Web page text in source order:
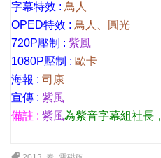
字幕特效 : 鳥人
OPED特效 : 鳥人、圓光
720P壓制 : 紫風
1080P壓制 : 歐卡
海報 : 司康
宣傳 : 紫風
備註 : 紫風為紫音字幕組社長，